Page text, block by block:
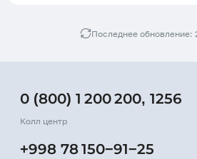
Последнее обновление:
0 (800) 1 200 200, 1256
Колл центр
+998 78 150−91−25